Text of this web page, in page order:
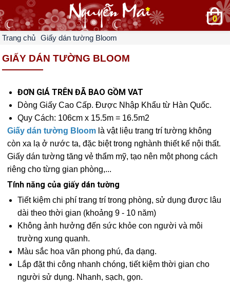
0
Trang chủ Giấy dán tường Bloom
GIẤY DÁN TƯỜNG BLOOM
ĐƠN GIÁ TRÊN ĐÃ BAO GỒM VAT
Dòng Giấy Cao Cấp. Được Nhập Khẩu từ Hàn Quốc.
Quy Cách: 106cm x 15.5m = 16.5m2
Giấy dán tường Bloom là vật liệu trang trí tường không
còn xa lạ ở nước ta, đặc biệt trong nghành thiết kế nội thất.
Giấy dán tường tăng vẻ thẩm mỹ, tạo nên một phong cách
riêng cho từng gian phòng,...
Tính năng của giấy dán tường
Tiết kiệm chi phí trang trí trong phòng, sử dụng được lâu
dài theo thời gian (khoảng 9 - 10 năm)
Không ảnh hưởng đến sức khỏe con người và môi
trường xung quanh.
Màu sắc hoa văn phong phú, đa dạng.
Lắp đặt thi công nhanh chóng, tiết kiệm thời gian cho
người sử dụng. Nhanh, sạch, gọn.